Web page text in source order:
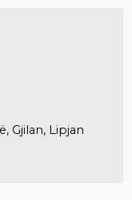
Gjilan, Lipjan